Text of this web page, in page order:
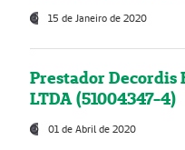
15 de Janeiro de 2020
Prestador Decordis
LTDA (51004347-4)
01 de Abril de 2020